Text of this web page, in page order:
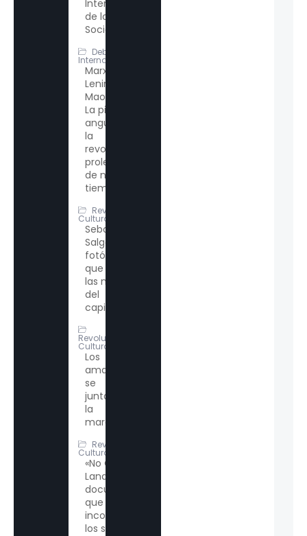
Internacional
de las Redes
Sociales?
Debate
Internacional
Marxismo-
Leninismo-
Maoísmo:
La piedra
angular de
la
revolución
proletaria
de nuestro
tiempo
Revolución
Cultural
Sebastião
Salgado, el
fotógrafo
que retrató
las miserias
del
capitalismo
Revolución
Cultural
Los
amantes
se
juntan a
la
marcha
Revolución
Cultural
«No Other
Land», el
documental
que
incomoda a
los sionistas